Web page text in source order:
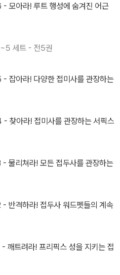
- 모아라! 루트 행성에 숨겨진 어근
세트 - 전5권
- 잡아라! 다양한 접미사를 관장하는
- 찾아라! 접미사를 관장하는 서픽스
물리쳐라! 모든 접두사를 관장하는
반격하라! 접두사 워드펫들의 계속
깨트려라! 프리픽스 성을 지키는 접